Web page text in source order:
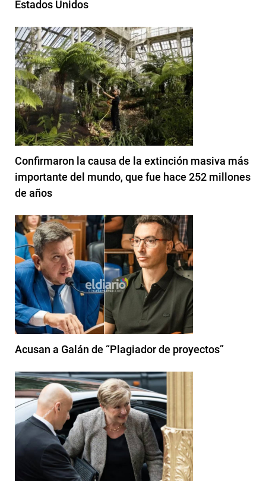
Estados Unidos
Confirmaron la causa de la extinción masiva más
importante del mundo, que fue hace 252 millones
de años
Acusan a Galán de “Plagiador de proyectos”